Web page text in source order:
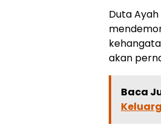
Duta
akan
Baca